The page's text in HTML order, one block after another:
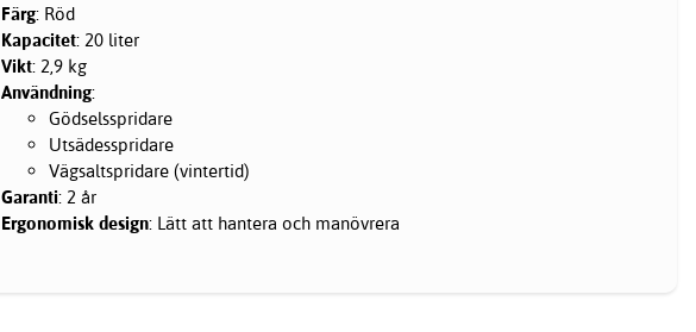
Färg: Röd
Kapacitet: 20 liter
Vikt: 2,9 kg
Användning:
Gödselsspridare
Utsädesspridare
Vägsaltspridare (vintertid)
Garanti: 2 år
Ergonomisk design: Lätt att hantera och manövrera